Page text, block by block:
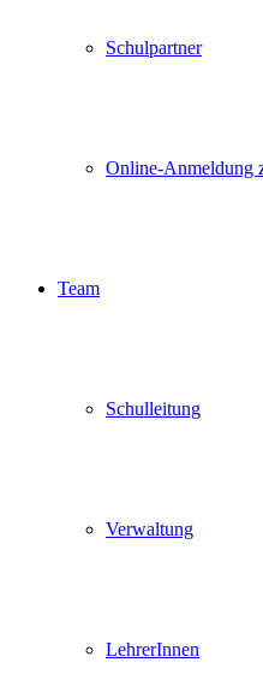
Schulpartner
Online-Anmeldung
Team
Schulleitung
Verwaltung
LehrerInnen